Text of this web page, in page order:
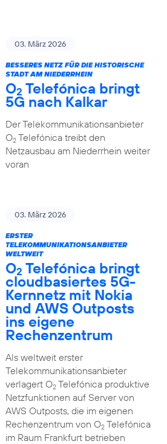
03. März 2026
BESSERES NETZ FÜR DIE HISTORISCHE
STADT AM NIEDERRHEIN
O2 Telefónica bringt
5G nach Kalkar
Der Telekommunikationsanbieter
O2Telefónica treibt den
Netzausbau am Niederrhein weiter
voran
03. März 2026
ERSTER
TELEKOMMUNIKATIONSANBIETER
WELTWEIT
O2 Telefónica bringt
cloudbasiertes 5G-
Kernnetz mit Nokia
und AWS Outposts
ins eigene
Rechenzentrum
Als weltweit erster
Telekommunikationsanbieter
verlagert O2Telefónica produktive
Netzfunktionen auf Server von
AWS Outposts, die im eigenen
Rechenzentrum von O2Telefónica
im Raum Frankfurt betrieben